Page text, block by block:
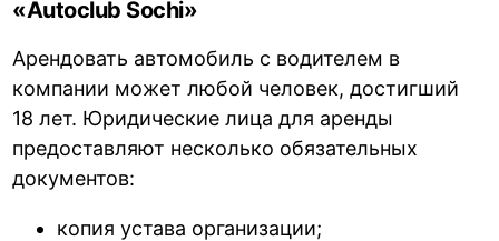
«Autoclub Sochi»
Арендовать автомобиль с водителем в
компании может любой человек, достигший
18 лет. Юридические лица для аренды
предоставляют несколько обязательных
документов:
копия устава организации;